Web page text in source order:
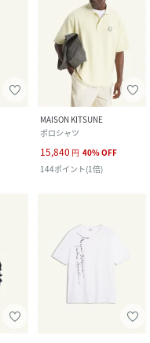
MAISON KITSUNE
ポロシャツ
15,840 円 40%OFF
144ポイント(1倍)